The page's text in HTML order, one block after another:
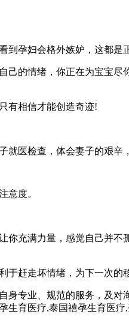
孕妇会格外嫉妒，这都是
的情绪，你正在为宝宝
有相信才能创造奇迹!
医检查，体会妻子的艰辛
意度。
充满力量，感觉自己并
赶走坏情绪，为下一次的
专业、规范的服务，及
生育医疗,泰国禧孕生育医疗